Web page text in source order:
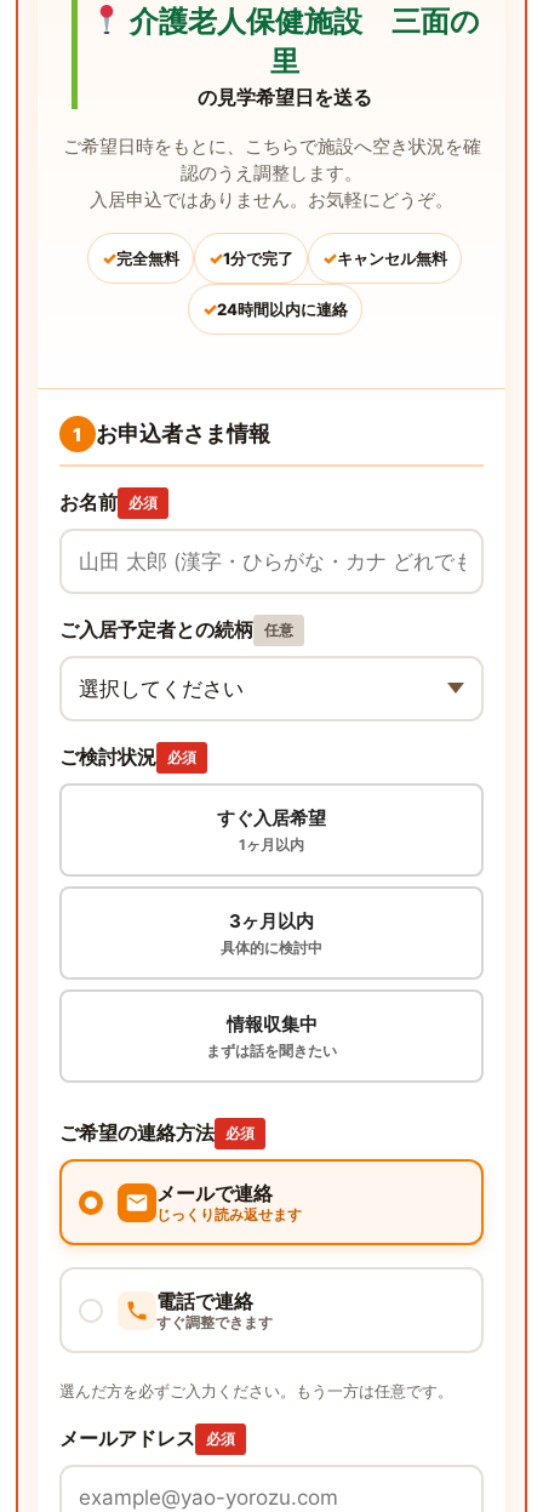
介護老人保健施設 三面の
里
の見学希望日を送る
ご希望日時をもとに、こちらで施設へ空き状況を確
認のうえ調整します。
入居申込ではありません。お気軽にどうぞ。
✓完全無料 ✓1分で完了 ✓キャンセル無料
✓24時間以内に連絡
1 お申込者さま情報
お名前 必須
ご入居予定者との続柄 任意
ご検討状況 必須
すぐ入居希望
1ヶ月以内
3ヶ月以内
具体的に検討中
情報収集中
まずは話を聞きたい
ご希望の連絡方法 必須
メールで連絡
じっくり読み返せます
電話で連絡
すぐ調整できます
選んだ方を必ずご入力ください。もう一方は任意です。
メールアドレス 必須